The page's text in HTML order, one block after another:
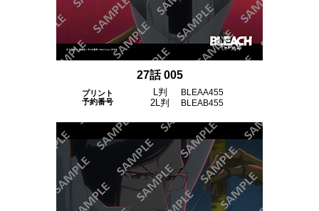
27話 005
プリント
予約番号
L判 BLEAA455
2L判 BLEAB455